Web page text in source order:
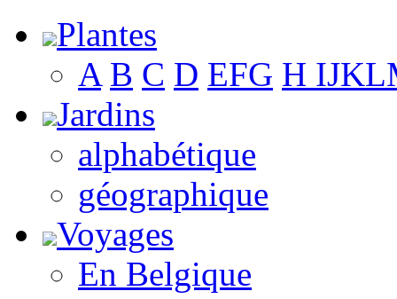
Plantes
A B C D EFG H IJKL
Jardins
alphabétique
géographique
Voyages
En Belgique